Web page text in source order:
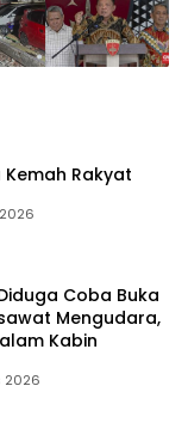
Rakyat
Coba Buka
Mengudara,
Kabin
2026